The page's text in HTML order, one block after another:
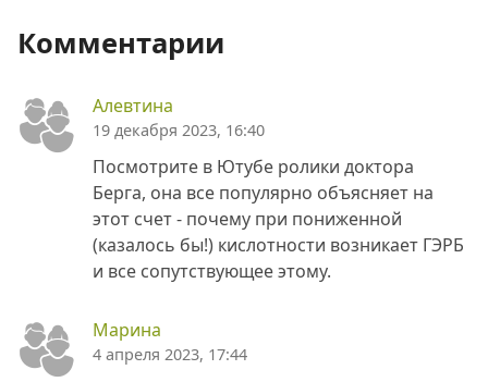
Комментарии
Алевтина
19 декабря 2023, 16:40
Посмотрите в Ютубе ролики доктора
Берга, она все популярно объясняет на
этот счет - почему при пониженной
(казалось бы!) кислотности возникает ГЭРБ
и все сопутствующее этому.
Марина
4 апреля 2023, 17:44